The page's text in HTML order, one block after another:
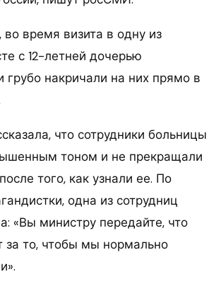
время визита в одну из
с 12-летней дочерью
грубо накричали на них прямо в
что сотрудники больницы
тоном и не прекращали
того, как узнали ее. По
одна из сотрудниц
«Вы министру передайте, что
за то, чтобы мы нормально